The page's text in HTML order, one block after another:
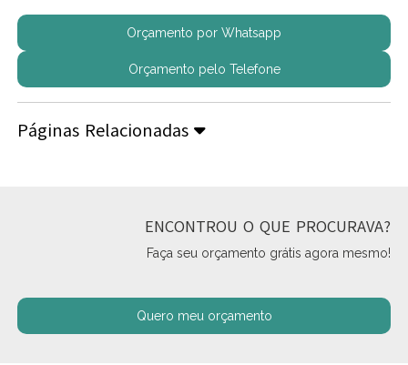
Orçamento por Whatsapp
Orçamento pelo Telefone
Páginas Relacionadas
ENCONTROU O QUE PROCURAVA?
Faça seu orçamento grátis agora mesmo!
Quero meu orçamento